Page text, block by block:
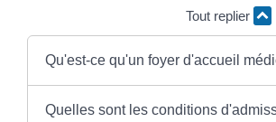
Tout replier
Qu'est-ce qu'un foyer d'accueil
Quelles sont les conditions